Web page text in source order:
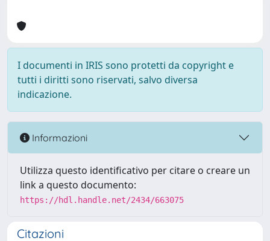
I documenti in IRIS sono protetti da copyright e
tutti i diritti sono riservati, salvo diversa
indicazione.
Informazioni
Utilizza questo identificativo per citare o creare un
link a questo documento:
https://hdl.handle.net/2434/663075
Citazioni